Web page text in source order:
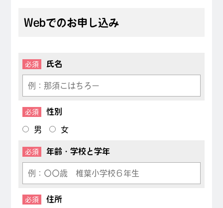
Webでのお申し込み
必須 氏名
必須 性別
男 女
必須 年齢・学校と学年
必須 住所